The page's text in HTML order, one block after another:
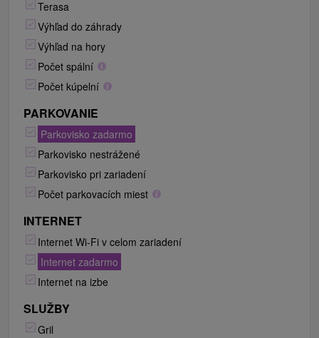
Terasa
Výhľad do záhrady
Výhľad na hory
Počet spální
Počet kúpelní
PARKOVANIE
Parkovisko zadarmo
Parkovisko nestrážené
Parkovisko pri zariadení
Počet parkovacích miest
INTERNET
Internet Wi-Fi v celom zariadení
Internet zadarmo
Internet na izbe
SLUŽBY
Gril